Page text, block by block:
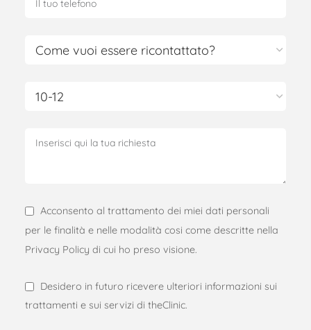
Acconsento al trattamento dei miei dati personali
per le finalità e nelle modalità cosi come descritte nella
Privacy Policy di cui ho preso visione.
Desidero in futuro ricevere ulteriori informazioni sui
trattamenti e sui servizi di theClinic.